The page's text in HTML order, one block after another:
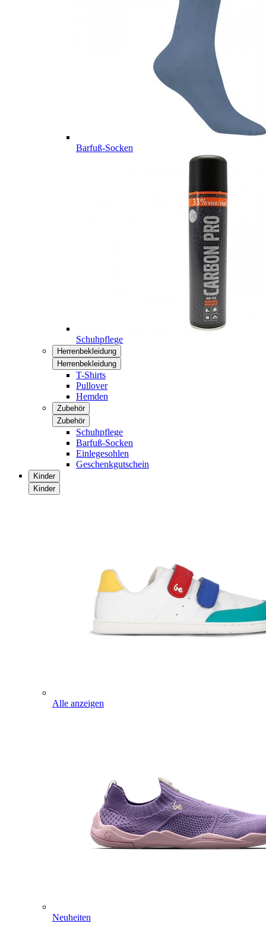
Barfuß-Socken
Schuhpflege
Herrenbekleidung
Herrenbekleidung
T-Shirts
Pullover
Hemden
Zubehör
Zubehör
Schuhpflege
Barfuß-Socken
Einlegesohlen
Geschenkgutschein
Kinder
Kinder
Alle anzeigen
Neuheiten